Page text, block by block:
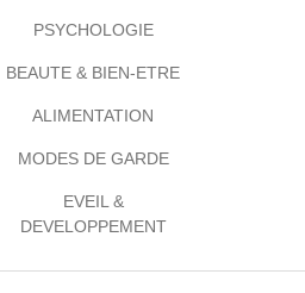
PSYCHOLOGIE
BEAUTE & BIEN-ETRE
ALIMENTATION
MODES DE GARDE
EVEIL &
DEVELOPPEMENT